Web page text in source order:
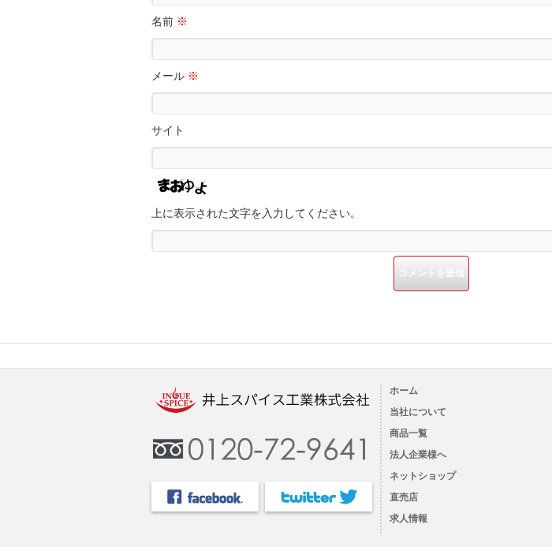
名前 ※
メール ※
サイト
上に表示された文字を入力してください。
ホーム
当社について
商品一覧
法人企業様へ
ネットショップ
直売店
求人情報